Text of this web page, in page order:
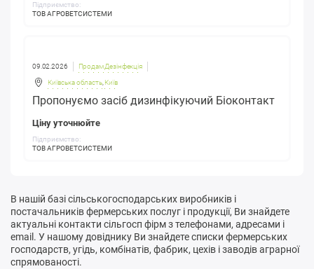
Підприємство:
ТОВ АГРОВЕТСИСТЕМИ
09.02.2026 Продам Дезінфекція
Київська область, Київ
Пропонуємо засіб дизинфікуючий Біоконтакт
Ціну уточнюйте
Підприємство:
ТОВ АГРОВЕТСИСТЕМИ
В нашій базі сільськогосподарських виробників і
постачальників фермерських послуг і продукції, Ви знайдете
актуальні контакти сільгосп фірм з телефонами, адресами і
email. У нашому довіднику Ви знайдете списки фермерських
господарств, угідь, комбінатів, фабрик, цехів і заводів аграрної
спрямованості.